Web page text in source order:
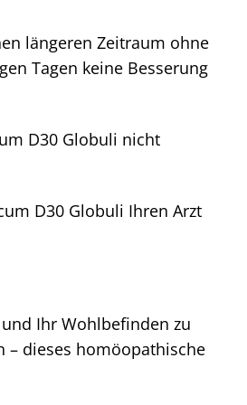
längeren Zeitraum ohne
Tagen keine Besserung
D30 Globuli nicht
D30 Globuli Ihren Arzt
Ihr Wohlbefinden zu
– dieses homöopathische